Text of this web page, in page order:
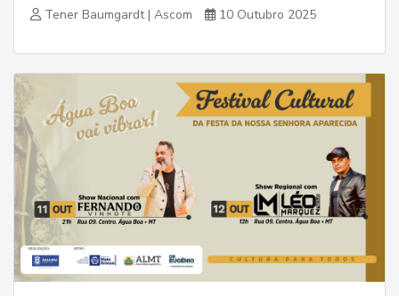
Tener Baumgardt | Ascom 10 Outubro 2025